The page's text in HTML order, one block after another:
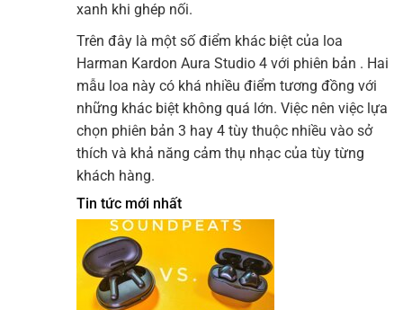
xanh khi ghép nối.
Trên đây là một số điểm khác biệt của loa
Harman Kardon Aura Studio 4 với phiên bản . Hai
mẫu loa này có khá nhiều điểm tương đồng với
những khác biệt không quá lớn. Việc nên việc lựa
chọn phiên bản 3 hay 4 tùy thuộc nhiều vào sở
thích và khả năng cảm thụ nhạc của tùy từng
khách hàng.
Tin tức mới nhất